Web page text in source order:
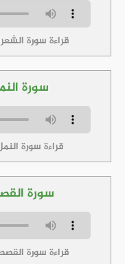
قراءة سورة
سورة
قراءة سورة
سورة
قراءة سورة